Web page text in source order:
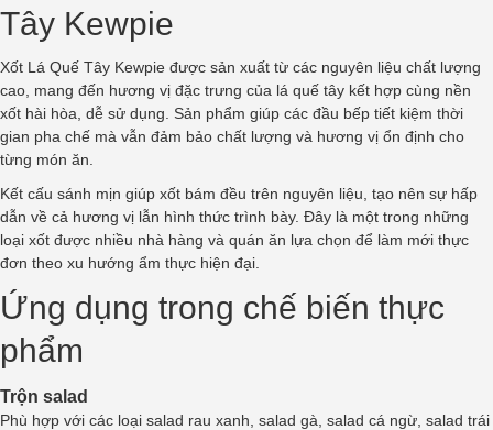
Tây Kewpie
Xốt Lá Quế Tây Kewpie được sản xuất từ các nguyên liệu chất lượng
cao, mang đến hương vị đặc trưng của lá quế tây kết hợp cùng nền
xốt hài hòa, dễ sử dụng. Sản phẩm giúp các đầu bếp tiết kiệm thời
gian pha chế mà vẫn đảm bảo chất lượng và hương vị ổn định cho
từng món ăn.
Kết cấu sánh mịn giúp xốt bám đều trên nguyên liệu, tạo nên sự hấp
dẫn về cả hương vị lẫn hình thức trình bày. Đây là một trong những
loại xốt được nhiều nhà hàng và quán ăn lựa chọn để làm mới thực
đơn theo xu hướng ẩm thực hiện đại.
Ứng dụng trong chế biến thực
phẩm
Trộn salad
Phù hợp với các loại salad rau xanh, salad gà, salad cá ngừ, salad trái